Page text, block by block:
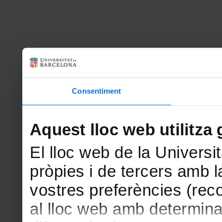
Consentiment
Aquest lloc web utilitza
El lloc web de la
pròpies i de tercers amb
vostres preferències
al lloc web amb